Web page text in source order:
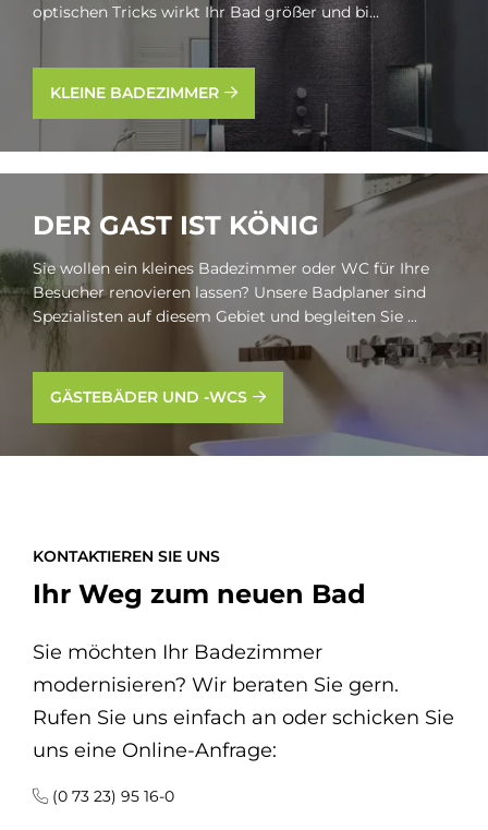
optischen Tricks wirkt Ihr Bad größer und bi...
KLEINE BADEZIMMER
DER GAST IST KÖ­NIG
Sie wollen ein kleines Badezimmer oder WC für Ihre
Besucher renovieren lassen? Unsere Badplaner sind
Spezialisten auf diesem Gebiet und begleiten Sie ...
GÄSTEBÄDER UND -WCS
KONTAKTIEREN SIE UNS
Ihr Weg zum neuen Bad
Sie möchten Ihr Badezimmer
modernisieren? Wir beraten Sie gern.
Rufen Sie uns einfach an oder schicken Sie
uns eine Online-Anfrage:
(0 73 23) 95 16-0